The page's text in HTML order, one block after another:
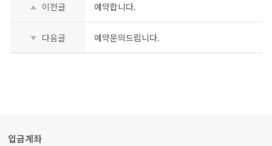
이전글 예약합니다.
다음글 예약문의드립니다.
입금계좌